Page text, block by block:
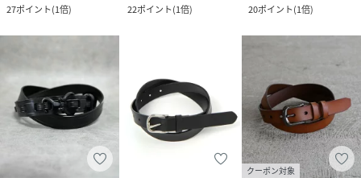
27ポイント(1倍)
22ポイント(1倍)
20ポイント(1倍)
クーポン対象